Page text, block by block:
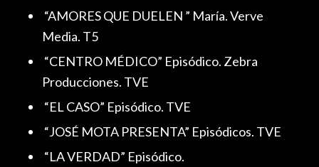
“AMORES QUE DUELEN ” María. Verve
Media. T5
“CENTRO MÉDICO” Episódico. Zebra
Producciones. TVE
“EL CASO” Episódico. TVE
“JOSÉ MOTA PRESENTA” Episódicos. TVE
“LA VERDAD” Episódico.